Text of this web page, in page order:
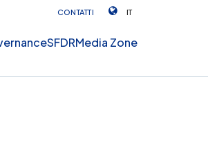
CONTATTI IT
SFDRMedia Zone